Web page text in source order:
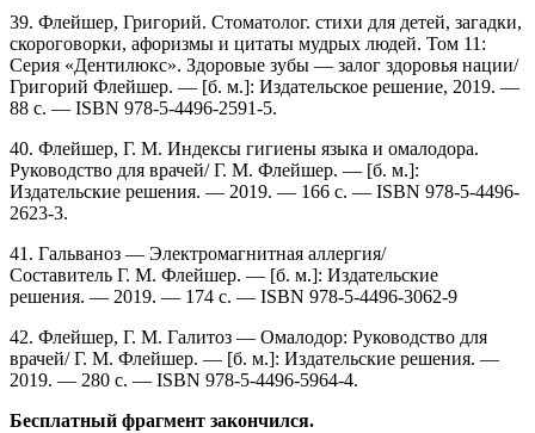
39. Флейшер, Григорий. Стоматолог. стихи для детей, загадки,
скороговорки, афоризмы и цитаты мудрых людей. Том 11:
Серия «Дентилюкс». Здоровые зубы — залог здоровья нации/
Григорий Флейшер. — [б. м.]: Издательское решение, 2019. —
88 c. — ISBN 978-5-4496-2591-5.
40. Флейшер, Г. М. Индексы гигиены языка и омалодора.
Руководство для врачей/ Г. М. Флейшер. — [б. м.]:
Издательские решения. — 2019. — 166 с. — ISBN 978-5-4496-
2623-3.
41. Гальваноз — Электромагнитная аллергия/
Составитель Г. М. Флейшер. — [б. м.]: Издательские
решения. — 2019. — 174 с. — ISBN 978-5-4496-3062-9
42. Флейшер, Г. М. Галитоз — Омалодор: Руководство для
врачей/ Г. М. Флейшер. — [б. м.]: Издательские решения. —
2019. — 280 c. — ISBN 978-5-4496-5964-4.
Бесплатный фрагмент закончился.